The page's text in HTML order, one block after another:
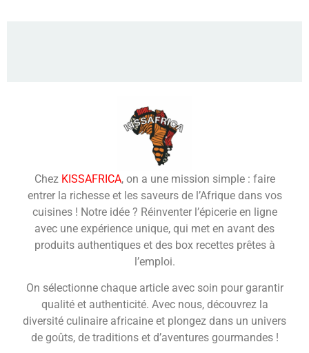
Chez KISSAFRICA, on a une mission simple : faire
entrer la richesse et les saveurs de l’Afrique dans vos
cuisines ! Notre idée ? Réinventer l’épicerie en ligne
avec une expérience unique, qui met en avant des
produits authentiques et des box recettes prêtes à
l’emploi.
On sélectionne chaque article avec soin pour garantir
qualité et authenticité. Avec nous, découvrez la
diversité culinaire africaine et plongez dans un univers
de goûts, de traditions et d’aventures gourmandes !